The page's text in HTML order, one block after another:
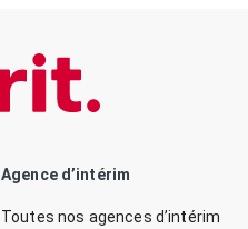
Agence d’intérim
Toutes nos agences d’intérim